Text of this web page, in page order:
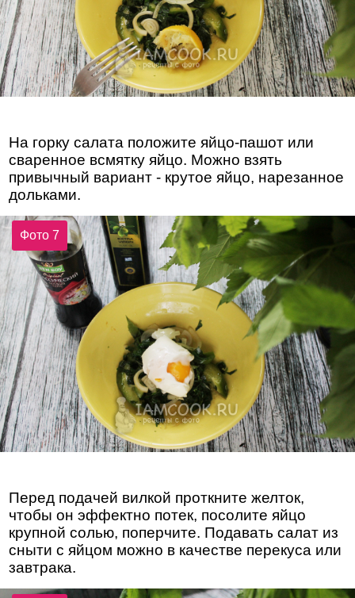
На горку салата положите яйцо-пашот или
сваренное всмятку яйцо. Можно взять
привычный вариант - крутое яйцо, нарезанное
дольками.
Фото 7
Перед подачей вилкой проткните желток,
чтобы он эффектно потек, посолите яйцо
крупной солью, поперчите. Подавать салат из
сныти с яйцом можно в качестве перекуса или
завтрака.